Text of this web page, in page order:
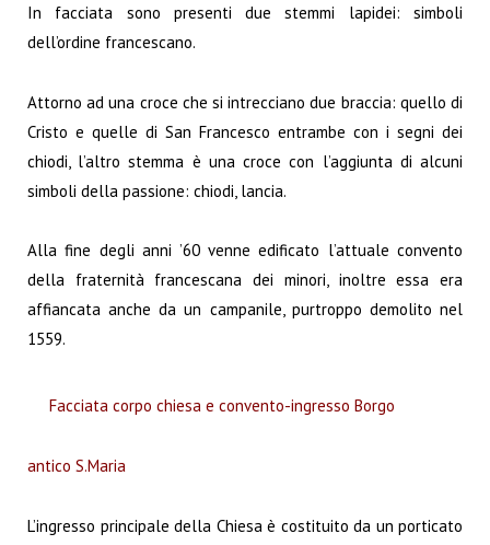
In facciata sono presenti due stemmi lapidei: simboli
dell’ordine francescano.
Attorno ad una croce che si intrecciano due braccia: quello di
Cristo e quelle di San Francesco entrambe con i segni dei
chiodi, l’altro stemma è una croce con l’aggiunta di alcuni
simboli della passione: chiodi, lancia.
Alla fine degli anni ’60 venne edificato l’attuale convento
della fraternità francescana dei minori, inoltre essa era
affiancata anche da un campanile, purtroppo demolito nel
1559.
Facciata corpo chiesa e convento-ingresso Borgo
antico S.Maria
L’ingresso principale della Chiesa è costituito da un porticato